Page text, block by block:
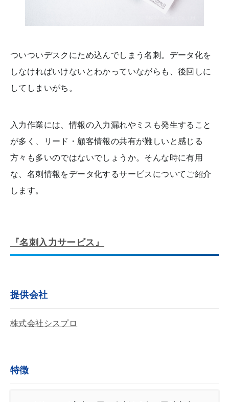
ついついデスクにため込んでしまう名刺。データ化を
しなければいけないとわかっていながらも、後回しに
してしまいがち。
入力作業には、情報の入力漏れやミスも発生すること
が多く、リード・顧客情報の共有が難しいと感じる
方々も多いのではないでしょうか。そんな時に有用
な、名刺情報をデータ化するサービスについてご紹介
します。
『名刺入力サービス』
提供会社
株式会社シスプロ
特徴